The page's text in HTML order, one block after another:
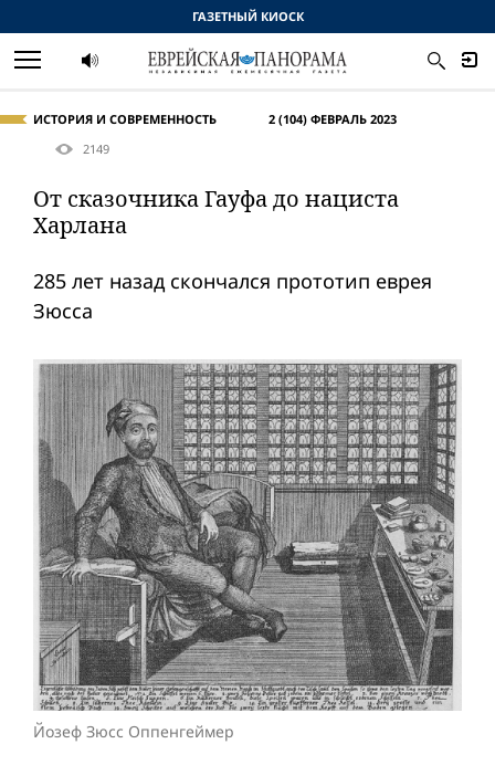
ИСТОРИЯ И СОВРЕМЕННОСТЬ
2 (104) ФЕВРАЛЬ 2023
2149
От сказочника Гауфа до нациста
Харлана
285 лет назад скончался прототип еврея
Зюсса
Йозеф Зюсс Оппенгеймер
ГАЗЕТНЫЙ КИОСК